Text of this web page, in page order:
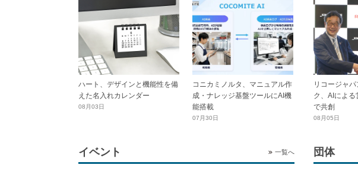
ハート、デザインと機能性を備
えた名入れカレンダー
08月03日
コニカミノルタ、マニュアル作
成・ナレッジ基盤ツールにAI機
能搭載
07月30日
リコージャ
ク、AIによ
で共創
08月05日
イベント 一覧へ 団体